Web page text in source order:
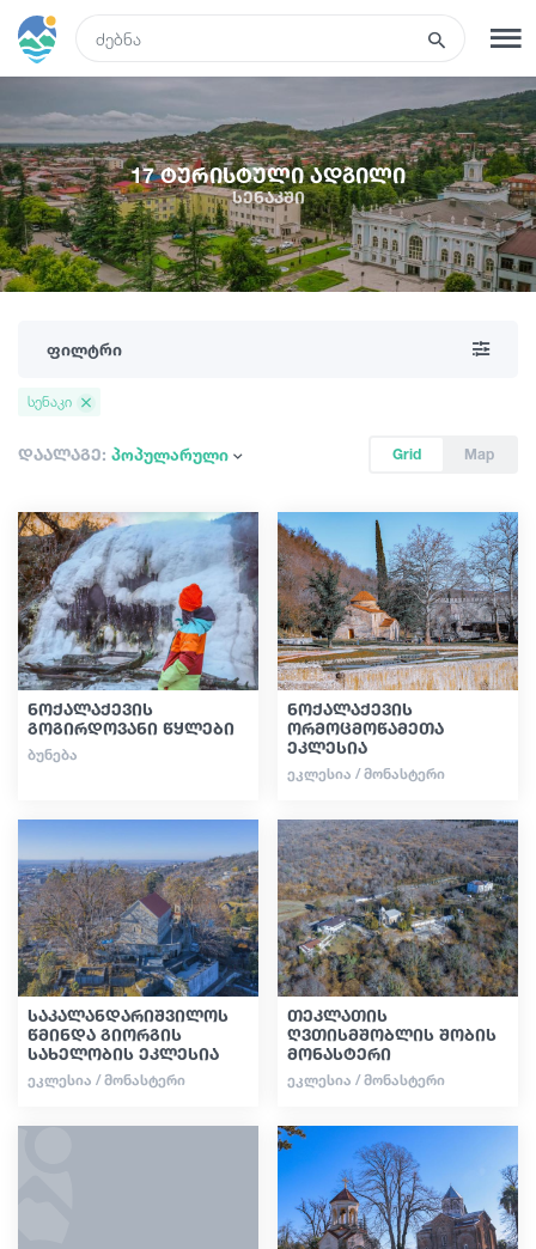
რეგისტრაცია შესვლა
ტურები
სასტუმროები
რა ვნახოთ
გიდები
სტატიები
საქართველო
17 ტურისტული ადგილი
სენაკში
ფილტრი
Grid Map
დაალაგე: პოპულარული
სენაკი
ნოქალაქევის
გოგირდოვანი წყლები
ᲑᲣᲜᲔᲑᲐ
ნოქალაქევის
ორმოცმოწამეთა
ეკლესია
ᲔᲙᲚᲔᲡᲘᲐ / ᲛᲝᲜᲐᲡᲢᲔᲠᲘ
საკალანდარიშვილოს
წმინდა გიორგის
სახელობის ეკლესია
ᲔᲙᲚᲔᲡᲘᲐ / ᲛᲝᲜᲐᲡᲢᲔᲠᲘ
თეკლათის
ღვთისმშობლის შობის
მონასტერი
ᲔᲙᲚᲔᲡᲘᲐ / ᲛᲝᲜᲐᲡᲢᲔᲠᲘ